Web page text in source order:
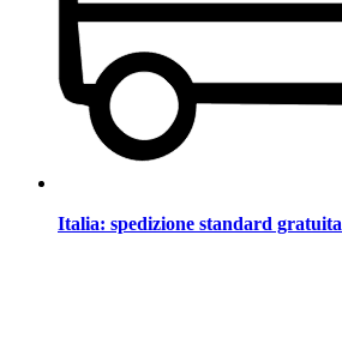
Italia: spedizione standard gratuita